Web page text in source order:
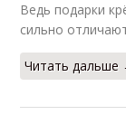
Ведь подарки
сильно
Читать дальше